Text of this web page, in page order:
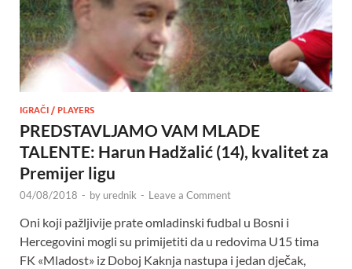
IGRAČI / PLAYERS
PREDSTAVLJAMO VAM MLADE
TALENTE: Harun Hadžalić (14), kvalitet za
Premijer ligu
04/08/2018 - byurednik - Leave a Comment
Oni koji pažljivije prate omladinski fudbal u Bosni i
Hercegovini mogli su primijetiti da u redovima U15 tima
FK «Mladost» iz Doboj Kaknja nastupa i jedan dječak,